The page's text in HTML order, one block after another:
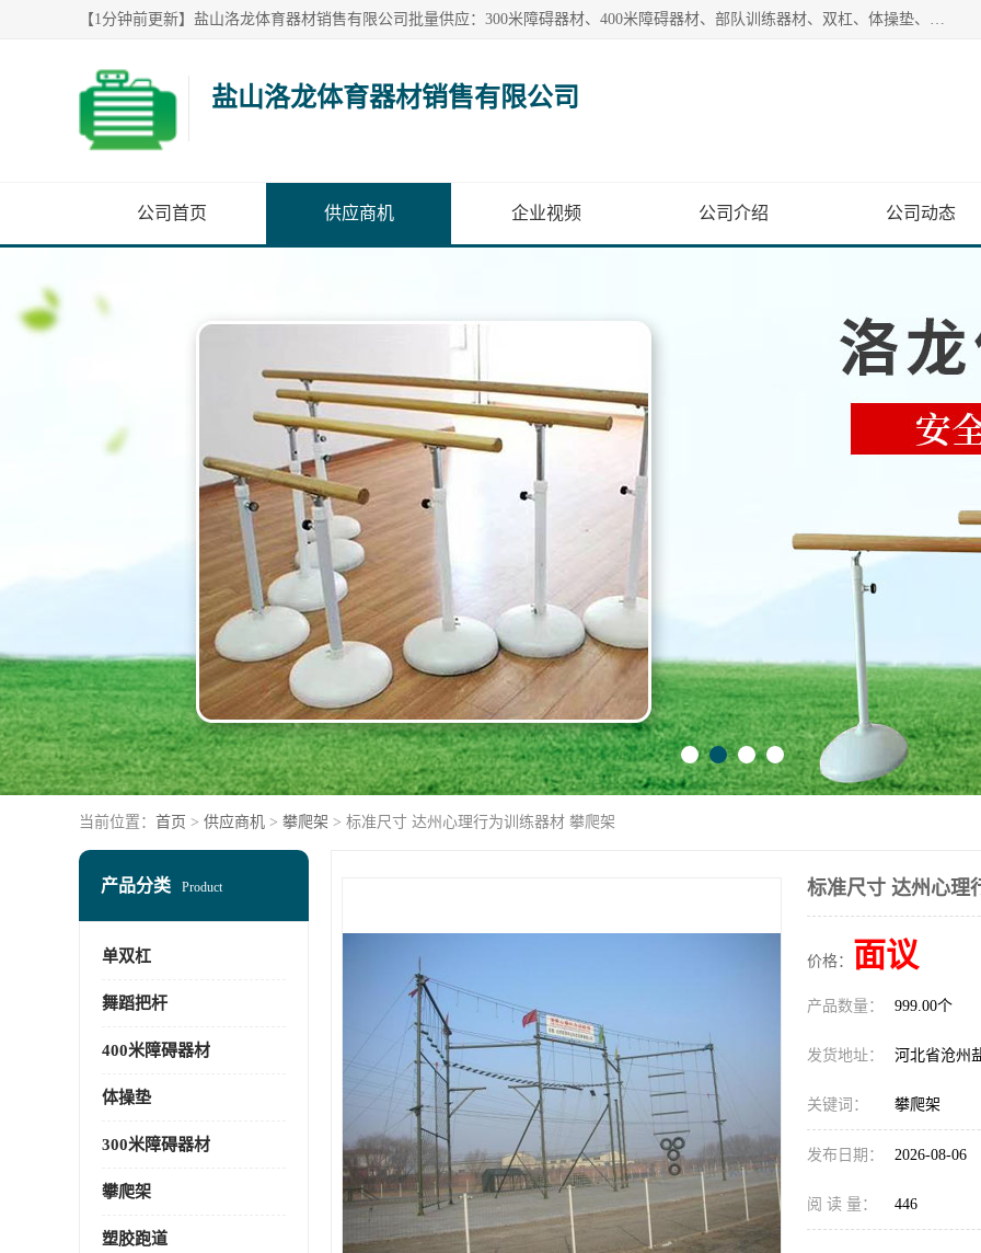
【1分钟前更新】盐山洛龙体育器材销售有限公司批量供应：300米障碍器材、400米障碍器材、部队训练器材、双杠、体操垫、舞蹈把杆等产品。盐山洛龙体育器材销售有限公司经过多年的发展，集研发，生产，销售，售后服务为一体. 奉行“质量，信誉，服务”的宗旨，以开拓创新的精神和真诚守信的态度积极进取。
盐山洛龙体育器材销售有限公司
公司首页 供应商机 企业视频 公司介绍 公司动态
当前位置： 首页 > 供应商机 > 攀爬架 > 标准尺寸 达州心理行为训练器材 攀爬架
产品分类 Product
单双杠
舞蹈把杆
400米障碍器材
体操垫
300米障碍器材
攀爬架
塑胶跑道
标准尺寸 达州心理
价格： 面议
产品数量： 999.00个
发货地址： 河北省沧州
关键词： 攀爬架
发布日期： 2026-08-06
阅 读 量： 446